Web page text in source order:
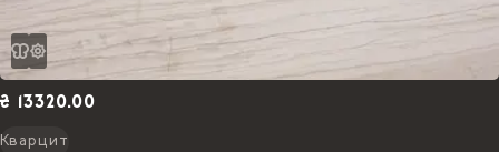
₴ 13320.00
Кварцит